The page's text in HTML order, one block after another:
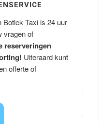
Taxi is 24 uur
vragen of
reserveringen
Uiteraard kunt
offerte of